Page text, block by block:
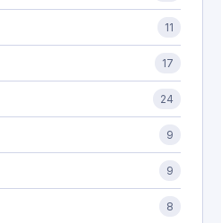
11
17
24
9
9
8